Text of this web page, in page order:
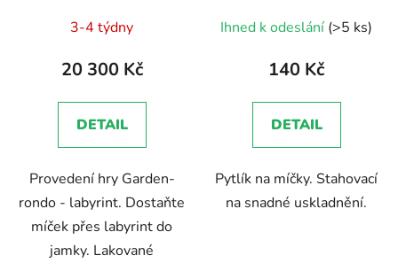
3-4 týdny
20 300 Kč
DETAIL
Provedení hry Garden-
rondo - labyrint. Dostaňte
míček přes labyrint do
jamky. Lakované
Ihned k odeslání (>5 ks)
140 Kč
DETAIL
Pytlík na míčky. Stahovací
na snadné uskladnění.